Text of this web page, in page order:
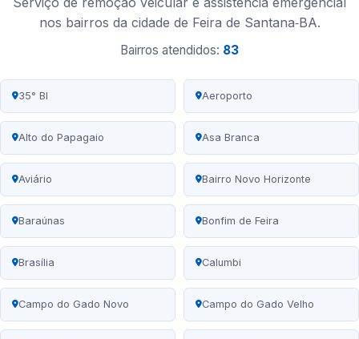
nos bairros da cidade de Feira de Santana‑BA.
Bairros atendidos: 83
35° BI Aeroporto
Alto do Papagaio Asa Branca
Aviário Bairro Novo Horizonte
Baraúnas Bonfim de Feira
Brasília Calumbi
Campo do Gado Novo Campo do Gado Velho